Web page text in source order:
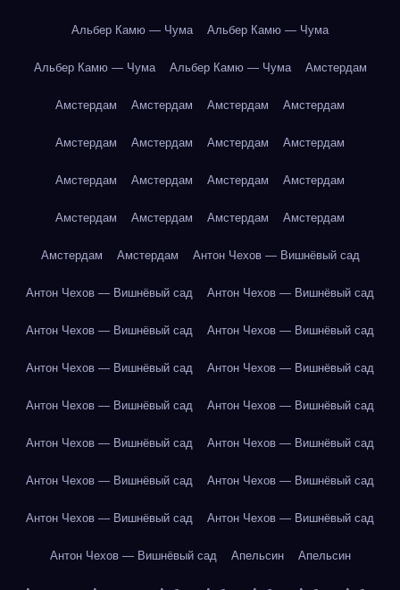
Альбер Камю — Чума Альбер Камю — Чума
Альбер Камю — Чума Альбер Камю — Чума Амстердам
Амстердам Амстердам Амстердам Амстердам
Амстердам Амстердам Амстердам Амстердам
Амстердам Амстердам Амстердам Амстердам
Амстердам Амстердам Амстердам Амстердам
Амстердам Амстердам Антон Чехов — Вишнёвый сад
Антон Чехов — Вишнёвый сад Антон Чехов — Вишнёвый сад
Антон Чехов — Вишнёвый сад Антон Чехов — Вишнёвый сад
Антон Чехов — Вишнёвый сад Антон Чехов — Вишнёвый сад
Антон Чехов — Вишнёвый сад Антон Чехов — Вишнёвый сад
Антон Чехов — Вишнёвый сад Антон Чехов — Вишнёвый сад
Антон Чехов — Вишнёвый сад Антон Чехов — Вишнёвый сад
Антон Чехов — Вишнёвый сад Антон Чехов — Вишнёвый сад
Антон Чехов — Вишнёвый сад Апельсин Апельсин